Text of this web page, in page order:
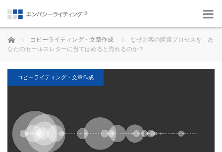
ホーム コピーライティング・文章作成
なぜお客の購買プロセスを、あ
なたのセールスレターに当てはめると売れるのか？
コピーライティング・文章作成